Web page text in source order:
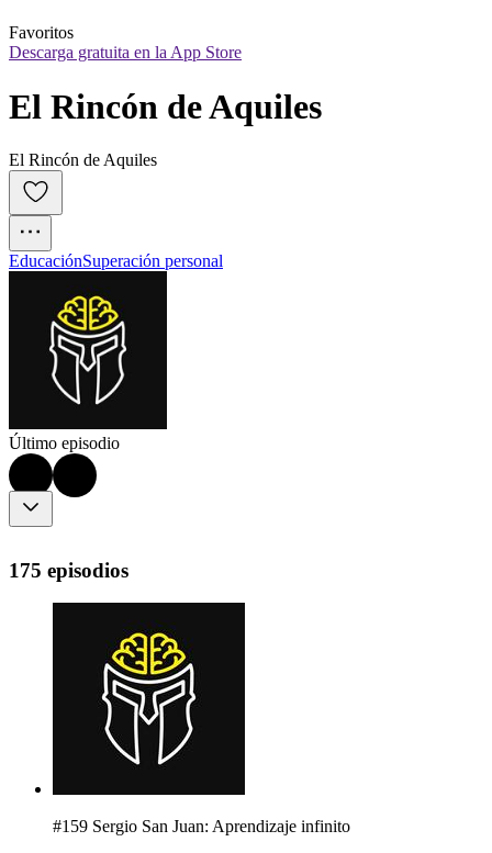
Favoritos
Descarga gratuita en la App Store
El Rincón de Aquiles
El Rincón de Aquiles
EducaciónSuperación personal
Último episodio
175 episodios
#159 Sergio San Juan: Aprendizaje infinito